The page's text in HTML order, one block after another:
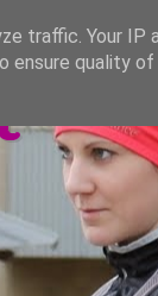
traffic. Your IP
ensure quality